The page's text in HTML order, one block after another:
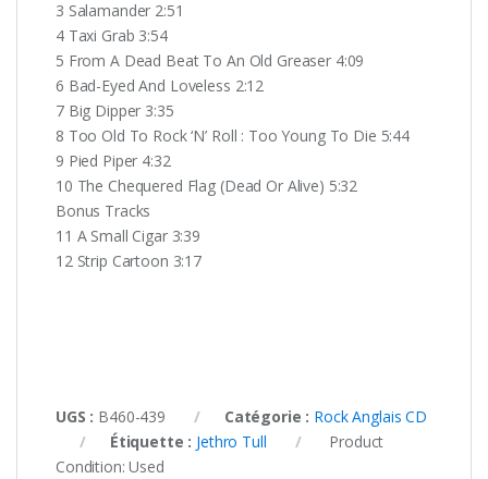
3 Salamander 2:51
4 Taxi Grab 3:54
5 From A Dead Beat To An Old Greaser 4:09
6 Bad-Eyed And Loveless 2:12
7 Big Dipper 3:35
8 Too Old To Rock ‘N’ Roll : Too Young To Die 5:44
9 Pied Piper 4:32
10 The Chequered Flag (Dead Or Alive) 5:32
Bonus Tracks
11 A Small Cigar 3:39
12 Strip Cartoon 3:17
UGS : B460-439 Catégorie : Rock Anglais CD
Étiquette : Jethro Tull
Product
Condition:Used